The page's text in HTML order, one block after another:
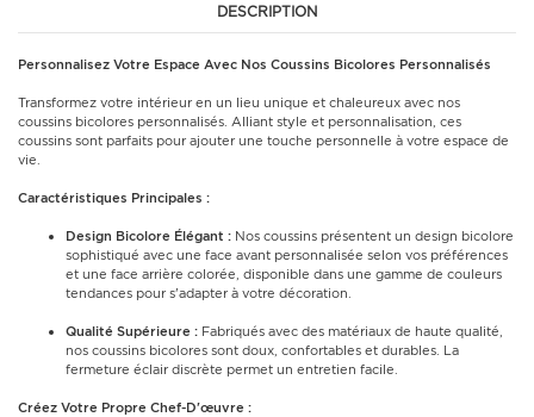
DESCRIPTION
Personnalisez Votre Espace Avec Nos Coussins Bicolores Personnalisés
Transformez votre intérieur en un lieu unique et chaleureux avec nos
coussins bicolores personnalisés. Alliant style et personnalisation, ces
coussins sont parfaits pour ajouter une touche personnelle à votre espace de
vie.
Caractéristiques Principales :
Design Bicolore Élégant : Nos coussins présentent un design bicolore
sophistiqué avec une face avant personnalisée selon vos préférences
et une face arrière colorée, disponible dans une gamme de couleurs
tendances pour s'adapter à votre décoration.
Qualité Supérieure : Fabriqués avec des matériaux de haute qualité,
nos coussins bicolores sont doux, confortables et durables. La
fermeture éclair discrète permet un entretien facile.
Créez Votre Propre Chef-D'œuvre :